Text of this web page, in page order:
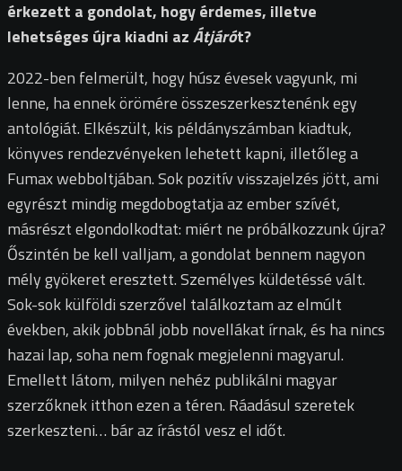
érkezett a gondolat, hogy érdemes, illetve
lehetséges újra kiadni azÁtjárót?
2022-ben felmerült, hogy húsz évesek vagyunk, mi
lenne, ha ennek örömére összeszerkesztenénk egy
antológiát. Elkészült, kis példányszámban kiadtuk,
könyves rendezvényeken lehetett kapni, illetőleg a
Fumax webboltjában. Sok pozitív visszajelzés jött, ami
egyrészt mindig megdobogtatja az ember szívét,
másrészt elgondolkodtat: miért ne próbálkozzunk újra?
Őszintén be kell valljam, a gondolat bennem nagyon
mély gyökeret eresztett. Személyes küldetéssé vált.
Sok-sok külföldi szerzővel találkoztam az elmúlt
években, akik jobbnál jobb novellákat írnak, és ha nincs
hazai lap, soha nem fognak megjelenni magyarul.
Emellett látom, milyen nehéz publikálni magyar
szerzőknek itthon ezen a téren. Ráadásul szeretek
szerkeszteni… bár az írástól vesz el időt.